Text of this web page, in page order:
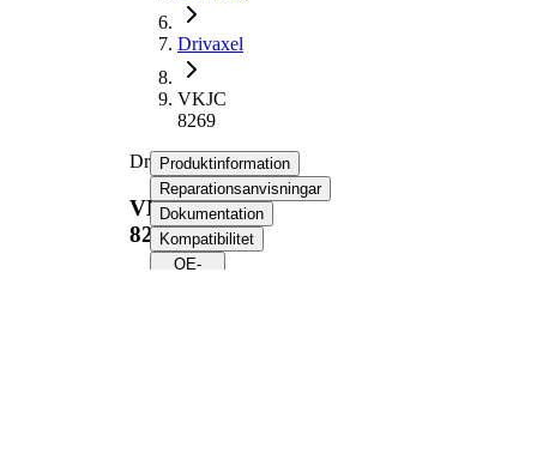
Drivaxel
VKJC
8269
Drivaxel
VKJC
8269
Produktinformation
Reparationsanvisningar
Dokumentation
Kompatibilitet
OE-